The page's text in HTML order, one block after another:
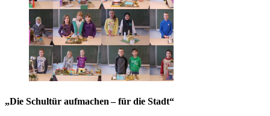
„Die Schultür aufmachen – für die Stadt“